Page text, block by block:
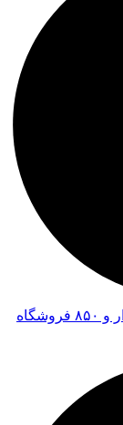
ارائه خدمات به دارندگان کالابرگ در ۲ هزار و ۸۵۰ فروشگاه